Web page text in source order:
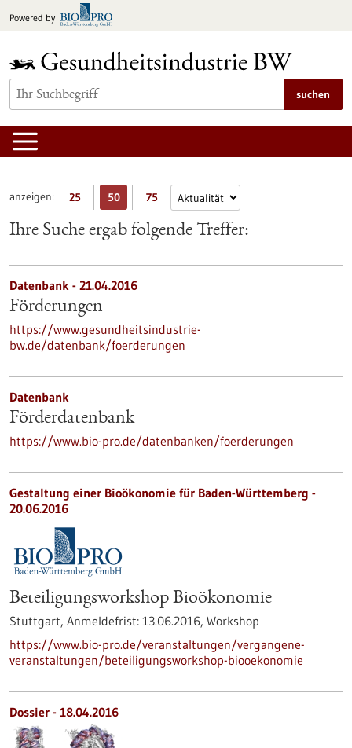
Inhalt
Powered by
suchen
anzeigen: 25 50 75
Ihre Suche ergab folgende Treffer:
Datenbank - 21.04.2016
Förderungen
https://www.gesundheitsindustrie-
bw.de/datenbank/foerderungen
Datenbank
Förderdatenbank
https://www.bio-pro.de/datenbanken/foerderungen
Gestaltung einer Bioökonomie für Baden-Württemberg -
20.06.2016
Beteiligungsworkshop Bioökonomie
Stuttgart, Anmeldefrist: 13.06.2016, Workshop
https://www.bio-pro.de/veranstaltungen/vergangene-
veranstaltungen/beteiligungsworkshop-biooekonomie
Dossier - 18.04.2016